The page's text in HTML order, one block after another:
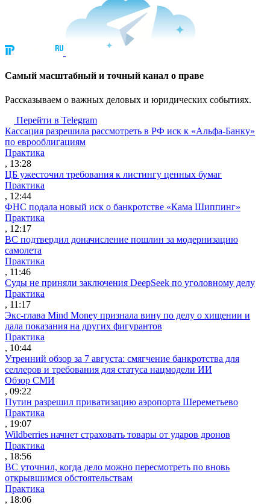
Cамый масштабный и точный канал о праве
Рассказываем о важных деловых и юридических событиях.
Перейти в Telegram
Кассация разрешила рассмотреть в РФ иск к «Альфа-Банку»
по еврооблигациям
Практика
, 13:28
ЦБ ужесточил требования к листингу ценных бумаг
Практика
, 12:44
ФНС подала новый иск о банкротстве «Кама Шиппинг»
Практика
, 12:17
ВС подтвердил доначисление пошлин за модернизацию
самолета
Практика
, 11:46
Суды не приняли заключения DeepSeek по уголовному делу
Практика
, 11:17
Экс-глава Mind Money признала вину по делу о хищении и
дала показания на других фигурантов
Практика
, 10:44
Утренний обзор за 7 августа: смягчение банкротства для
селлеров и требования для статуса нацмодели ИИ
Обзор СМИ
, 09:22
Путин разрешил приватизацию аэропорта Шереметьево
Практика
, 19:07
Wildberries начнет страховать товары от ударов дронов
Практика
, 18:56
ВС уточнил, когда дело можно пересмотреть по вновь
открывшимся обстоятельствам
Практика
, 18:06